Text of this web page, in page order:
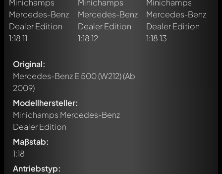
Original:
Mercedes-Benz E 500 (W212)(Ab
2009)
Modellhersteller:
Minichamps Mercedes-Benz
Dealer Edition
Maßstab:
1:18
Antriebstyp: